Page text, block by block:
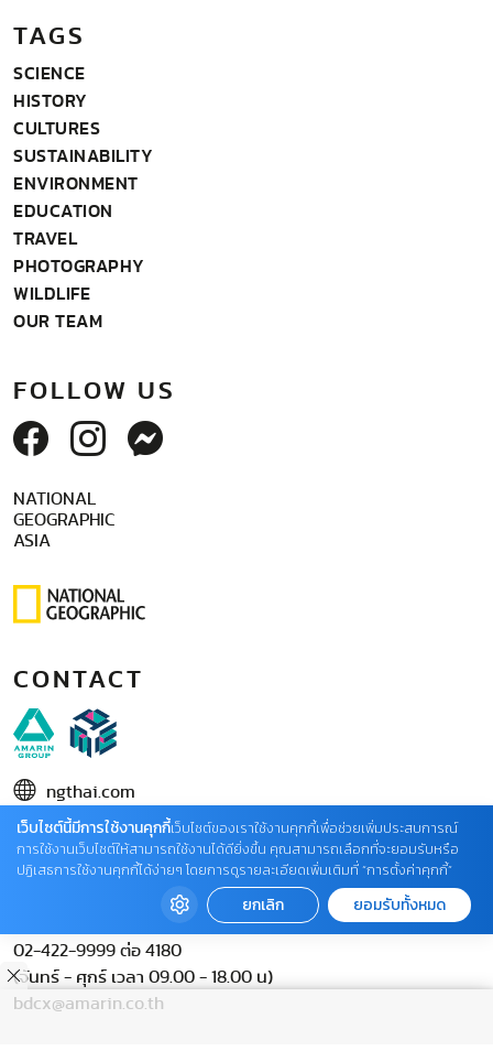
TAGS
SCIENCE
HISTORY
CULTURES
SUSTAINABILITY
ENVIRONMENT
EDUCATION
TRAVEL
PHOTOGRAPHY
WILDLIFE
OUR TEAM
FOLLOW US
NATIONAL
GEOGRAPHIC
ASIA
CONTACT
ngthai.com
บริษัท เอเอ็มอี อิมเมจิเนทีฟ จำกัด
ในเครือ บริษัท อมรินทร์ คอร์เปอเรชั่นส์ จำกัด (มหาชน)
02 422 9999 ต่อ 4220
ติดต่อแจ้งปัญหาหรือร้องเรียน
02-422-9999 ต่อ 4180
(จันทร์ - ศุกร์ เวลา 09.00 - 18.00 น)
bdcx@amarin.co.th
เว็บไซต์นี้มีการใช้งานคุกกี้เว็บไซต์ของเราใช้งานคุกกี้เพื่อช่วยเพิ่มประสบการณ์
การใช้งานเว็บไซต์ให้สามารถใช้งานได้ดียิ่งขึ้น คุณสามารถเลือกที่จะยอมรับหรือ
ปฏิเสธการใช้งานคุกกี้ได้ง่ายๆ โดยการดูรายละเอียดเพิ่มเติมที่ “การตั้งค่าคุกกี้”
ยกเลิก ยอมรับทั้งหมด